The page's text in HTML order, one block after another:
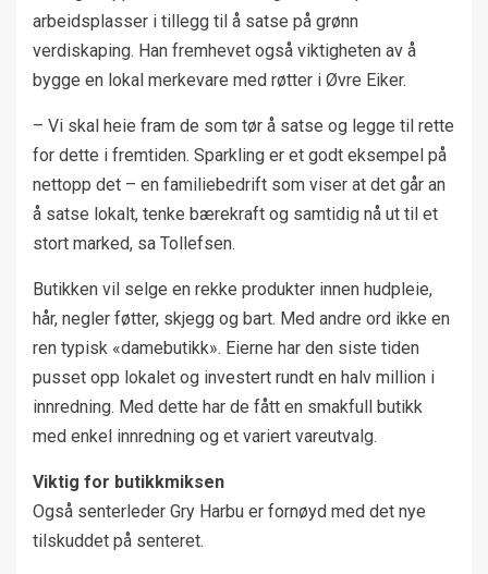
arbeidsplasser i tillegg til å satse på grønn
verdiskaping. Han fremhevet også viktigheten av å
bygge en lokal merkevare med røtter i Øvre Eiker.
– Vi skal heie fram de som tør å satse og legge til rette
for dette i fremtiden. Sparkling er et godt eksempel på
nettopp det – en familiebedrift som viser at det går an
å satse lokalt, tenke bærekraft og samtidig nå ut til et
stort marked, sa Tollefsen.
Butikken vil selge en rekke produkter innen hudpleie,
hår, negler føtter, skjegg og bart. Med andre ord ikke en
ren typisk «damebutikk». Eierne har den siste tiden
pusset opp lokalet og investert rundt en halv million i
innredning. Med dette har de fått en smakfull butikk
med enkel innredning og et variert vareutvalg.
Viktig for butikkmiksen
Også senterleder Gry Harbu er fornøyd med det nye
tilskuddet på senteret.